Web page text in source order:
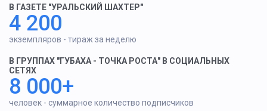
В ГАЗЕТЕ "УРАЛЬСКИЙ ШАХТЕР"
4 200
экземпляров - тираж за неделю
В ГРУППАХ "ГУБАХА - ТОЧКА РОСТА" В СОЦИАЛЬНЫХ
СЕТЯХ
8 000+
человек - суммарное количество подписчиков